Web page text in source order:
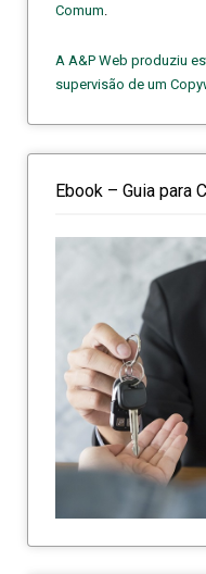
Comum
A A&P Web produziu
supervisão de um
Ebook – Guia para